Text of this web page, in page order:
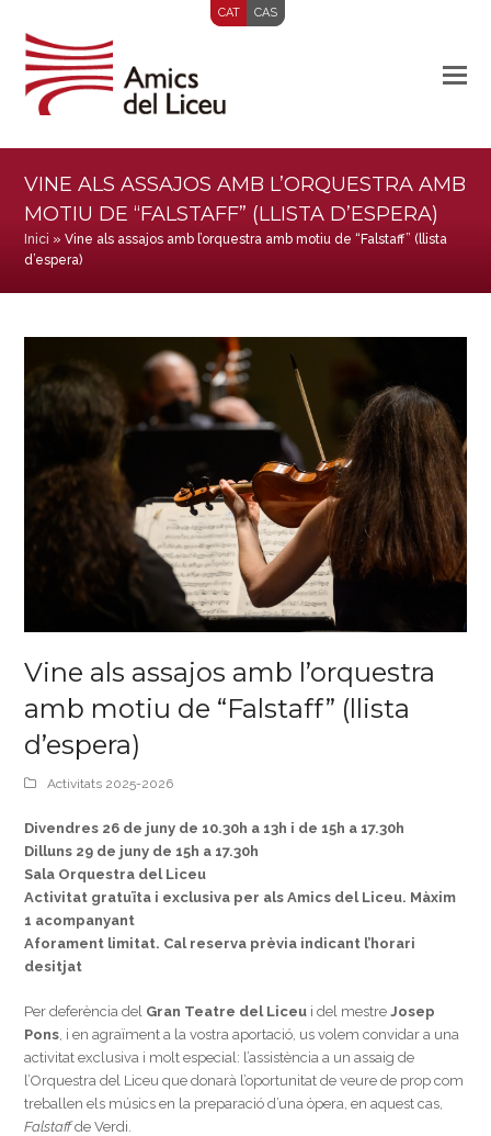
CAT CAS
VINE ALS ASSAJOS AMB L’ORQUESTRA AMB
MOTIU DE “FALSTAFF” (LLISTA D’ESPERA)
Inici »Vine als assajos amb l’orquestra amb motiu de “Falstaff” (llista
d’espera)
Vine als assajos amb l’orquestra
amb motiu de “Falstaff” (llista
d’espera)
Activitats 2025-2026
Divendres 26 de juny de 10.30h a 13h i de 15h a 17.30h
Dilluns 29 de juny de 15h a 17.30h
Sala Orquestra del Liceu
Activitat gratuïta i exclusiva per als Amics del Liceu. Màxim
1 acompanyant
Aforament limitat. Cal reserva prèvia indicant l’horari
desitjat
Per deferència del Gran Teatre del Liceu i del mestreJosep
Pons , i en agraïment a la vostra aportació, us volem convidar a una
activitat exclusiva i molt especial: l’assistència a un assaig de
l’Orquestra del Liceu que donarà l’oportunitat de veure de prop com
treballen els músics en la preparació d’una òpera, en aquest cas,
Falstaffde Verdi.